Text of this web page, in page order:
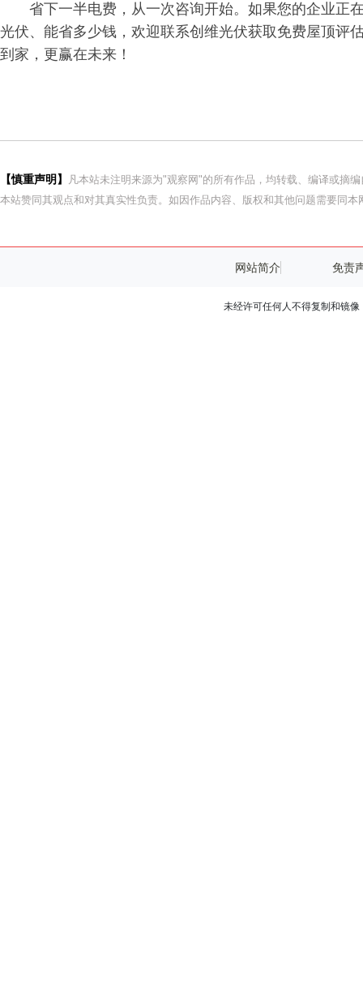
省下一半电费，从一次咨询开始。如果您的企业正
光伏、能省多少钱，欢迎联系创维光伏获取免费屋顶评
到家，更赢在未来！
【慎重声明】
凡本站未注明来源为"观察网"的所有作品，均转载、编译或摘
本站赞同其观点和对其真实性负责。如因作品内容、版权和其他问题需要同本
网站简介 免责
未经许可任何人不得复制和镜